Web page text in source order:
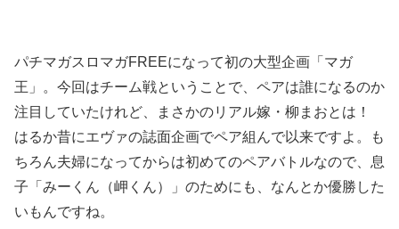
パチマガスロマガFREEになって初の大型企画「マガ
王」。今回はチーム戦ということで、ペアは誰になるのか
注目していたけれど、まさかのリアル嫁・柳まおとは！
はるか昔にエヴァの誌面企画でペア組んで以来ですよ。も
ちろん夫婦になってからは初めてのペアバトルなので、息
子「みーくん（岬くん）」のためにも、なんとか優勝した
いもんですね。